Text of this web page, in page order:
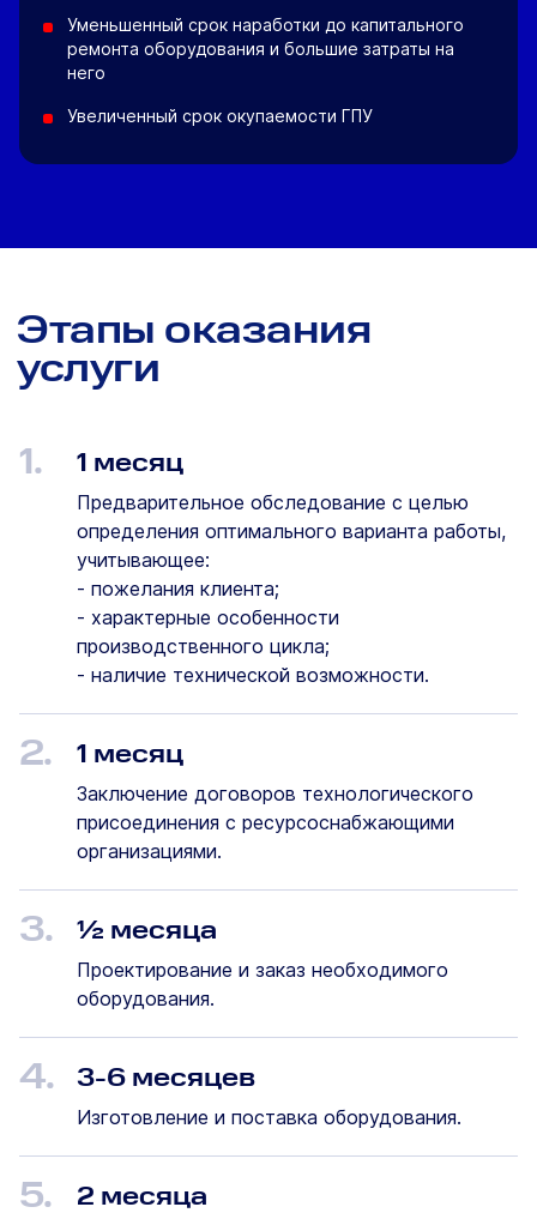
Уменьшенный срок наработки до капитального
ремонта оборудования и большие затраты на
него
Увеличенный срок окупаемости ГПУ
Этапы оказания
услуги
1. 1 месяц
Предварительное обследование с целью
определения оптимального варианта работы,
учитывающее:
- пожелания клиента;
- характерные особенности
производственного цикла;
- наличие технической возможности.
2. 1 месяц
Заключение договоров технологического
присоединения с ресурсоснабжающими
организациями.
3. ½ месяца
Проектирование и заказ необходимого
оборудования.
4. 3-6 месяцев
Изготовление и поставка оборудования.
5. 2 месяца